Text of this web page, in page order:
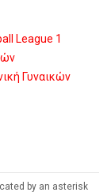
League 1
Γυναικών
by an asterisk